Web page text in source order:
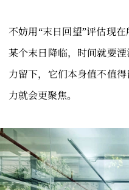
不妨用“末日回望”评估现
某个末日降临，时间就要
力留下，它们本身值不值
力就会更聚焦。